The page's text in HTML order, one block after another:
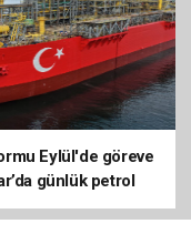
Eylül'de göreve
günlük petrol
ulaştı